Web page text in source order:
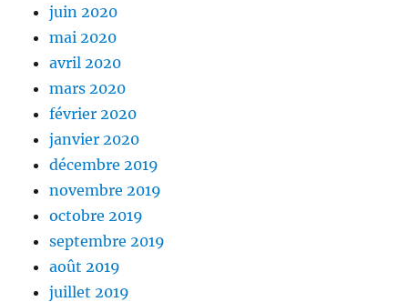
juin 2020
mai 2020
avril 2020
mars 2020
février 2020
janvier 2020
décembre 2019
novembre 2019
octobre 2019
septembre 2019
août 2019
juillet 2019